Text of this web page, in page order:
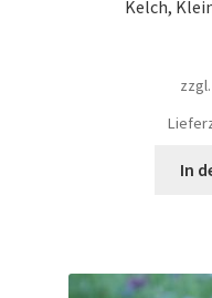
Kelch,
zzgl.
In